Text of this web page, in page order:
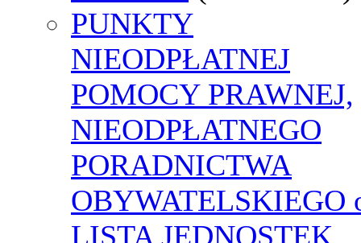
PUNKTY
NIEODPŁATNEJ
POMOCY PRAWNEJ,
NIEODPŁATNEGO
PORADNICTWA
OBYWATELSKIEGO
LISTA JEDNOSTEK